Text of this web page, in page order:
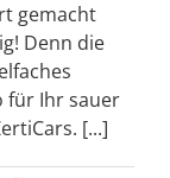
gemacht
Denn die
für Ihr sauer
[...]